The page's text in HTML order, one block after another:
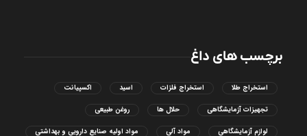
برچسب های داغ
استخراج طلا استخراج فلزات اسید اکسپیانت
تجهیزات آزمایشگاهی حلال ها روغن طبیعی
لوازم آزمایشگاهی مواد آلی مواد اولیه صنایع دارویی و بهداشتی